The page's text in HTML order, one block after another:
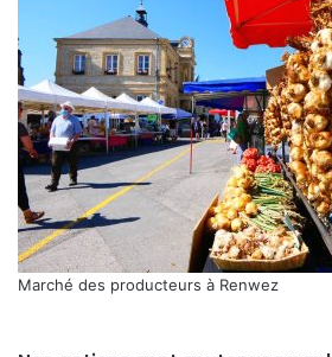
Marché des producteurs à Renwez